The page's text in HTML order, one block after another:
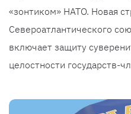
«зонтиком» НАТО. Новая
Североатлантического
включает защиту
целостности государств-